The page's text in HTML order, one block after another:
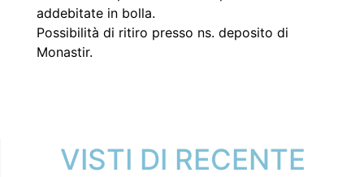
addebitate in bolla.
Possibilità di ritiro presso ns. deposito di
Monastir.
VISTI DI RECENTE